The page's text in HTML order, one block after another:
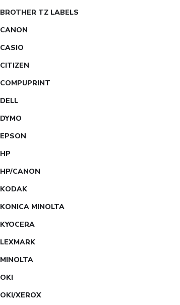
BROTHER TZ LABELS
CANON
CASIO
CITIZEN
COMPUPRINT
DELL
DYMO
EPSON
HP
HP/CANON
KODAK
KONICA MINOLTA
KYOCERA
LEXMARK
MINOLTA
OKI
OKI/XEROX